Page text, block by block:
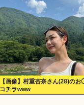
【画像】村重杏奈さん(28)の
コチラwww